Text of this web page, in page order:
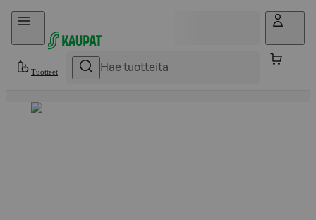
Hyppää sisältöön
Tuotteet